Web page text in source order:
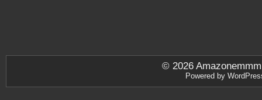
© 2026
Powered by